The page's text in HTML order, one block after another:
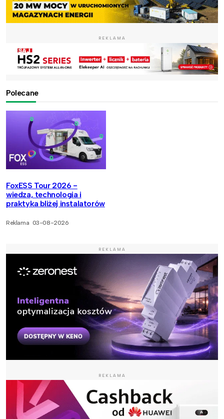
REKLAMA
Polecane
FoxESS Tour 2026 -
wiedza, technologia i
praktyka bliżej instalatorów
Reklama 03-08-2026
REKLAMA
REKLAMA